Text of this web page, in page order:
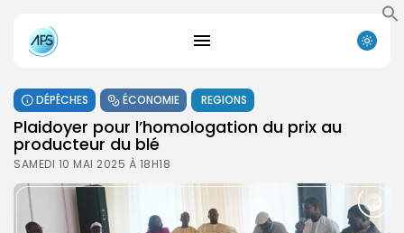
DÉPÊCHES ÉCONOMIE REGIONS
Plaidoyer pour l’homologation du prix au
producteur du blé
SAMEDI 10 MAI 2025 À 18H18